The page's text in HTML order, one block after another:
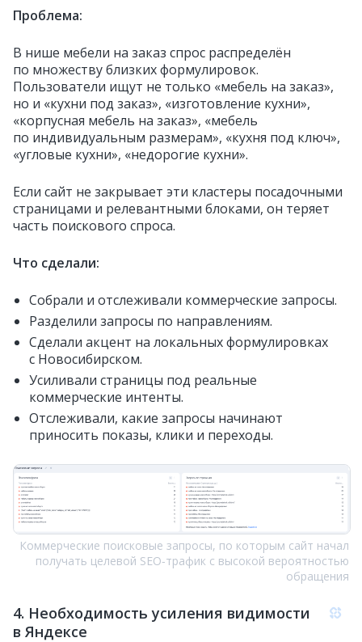
Проблема:
В нише мебели на заказ спрос распределён
по множеству близких формулировок.
Пользователи ищут не только «мебель на заказ»,
но и «кухни под заказ», «изготовление кухни»,
«корпусная мебель на заказ», «мебель
по индивидуальным размерам», «кухня под ключ»,
«угловые кухни», «недорогие кухни».
Если сайт не закрывает эти кластеры посадочными
страницами и релевантными блоками, он теряет
часть поискового спроса.
Что сделали:
Собрали и отслеживали коммерческие запросы.
Разделили запросы по направлениям.
Сделали акцент на локальных формулировках
с Новосибирском.
Усиливали страницы под реальные
коммерческие интенты.
Отслеживали, какие запросы начинают
приносить показы, клики и переходы.
Коммерческие поисковые запросы, по которым сайт начал
получать целевой SEO‑трафик с высокой вероятностью
обращения
4. Необходимость усиления видимости
в Яндексе